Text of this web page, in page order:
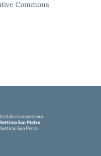
Commons
Istituto Comprensivo
Settimo San Pietro
Settimo San Pietro